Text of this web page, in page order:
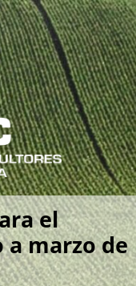
el
a marzo de